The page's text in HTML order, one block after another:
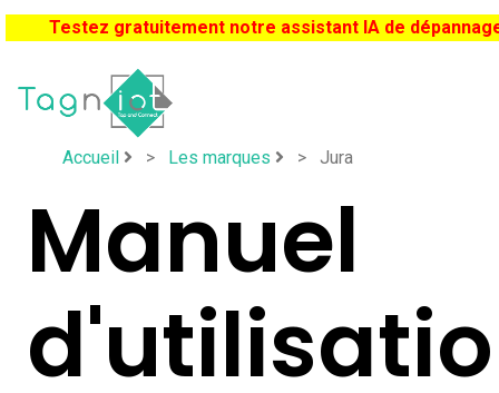
Testez gratuitement notre assistant IA de
Accueil > Les marques > Jura
Manuel